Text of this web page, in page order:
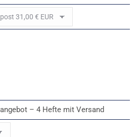
– 4 Hefte mit Versand